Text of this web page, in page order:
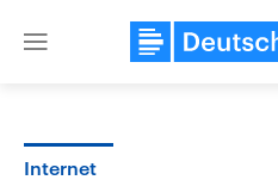
Close
Internet